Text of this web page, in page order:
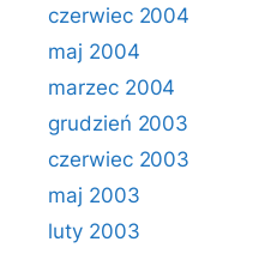
czerwiec 2004
maj 2004
marzec 2004
grudzień 2003
czerwiec 2003
maj 2003
luty 2003